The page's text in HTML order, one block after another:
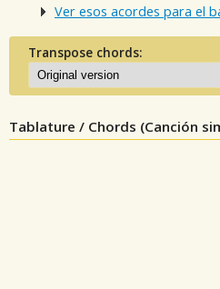
Ver esos acordes para el
Transpose chords:
Tablature / Chords (Canción